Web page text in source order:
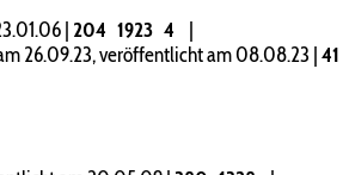
| 204 1923 4
|
26.09.23, veröffentlicht am 08.08.23 |41